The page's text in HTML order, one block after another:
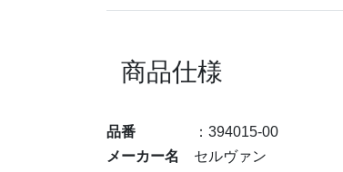
商品仕様
品番
：394015-00
メーカー名
セルヴァン